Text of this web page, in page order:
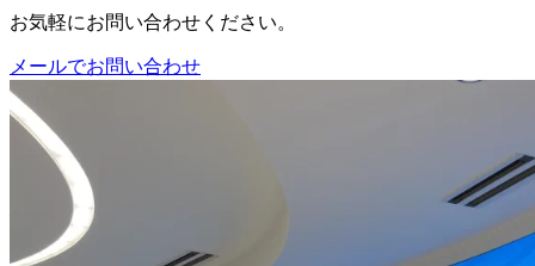
お気軽にお問い合わせください。
メールでお問い合わせ